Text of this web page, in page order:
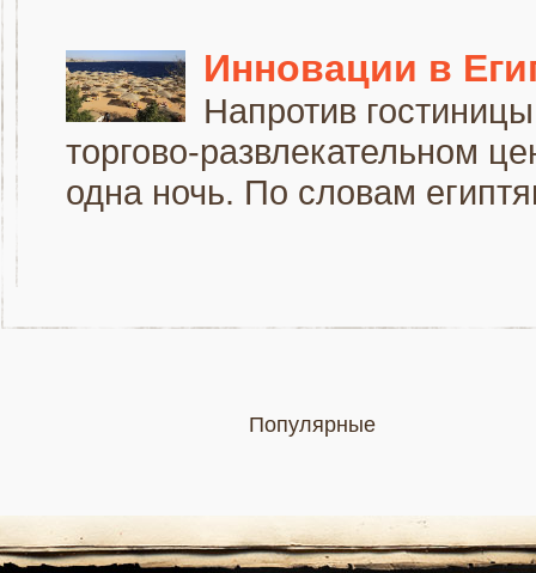
Инновации в
Напротив
торгово-развлекательном
одна ночь. По словам
Популярные